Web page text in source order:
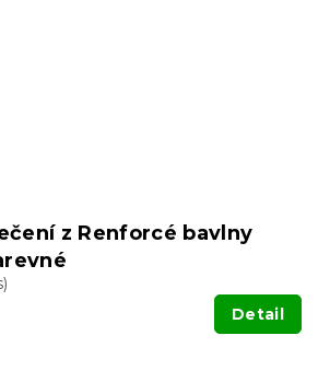
z Renforcé bavlny
Detail